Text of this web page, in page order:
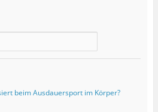
beim Ausdauersport im Körper?